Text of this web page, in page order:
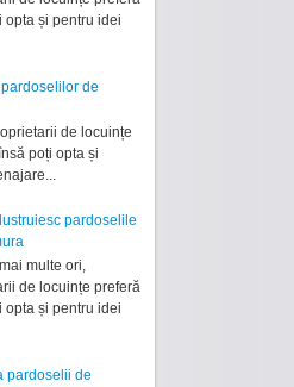
opta și pentru idei
de
de locuințe
poți opta și
pardoselile
multe ori,
de locuințe preferă
opta și pentru idei
pardoselii de